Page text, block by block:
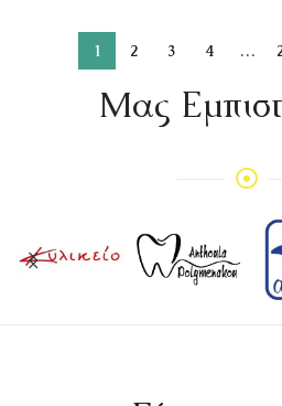
1 2 3 4 …
Mας